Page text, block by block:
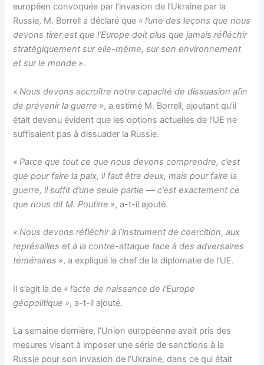
européen convoquée par l’invasion de l’Ukraine par la
Russie, M. Borrell a déclaré que « l’une des leçons que nous
devons tirer est que l’Europe doit plus que jamais réfléchir
stratégiquement sur elle-même, sur son environnement
et sur le monde ».
« Nous devons accroître notre capacité de dissuasion afin
de prévenir la guerre », a estimé M. Borrell, ajoutant qu’il
était devenu évident que les options actuelles de l’UE ne
suffisaient pas à dissuader la Russie.
« Parce que tout ce que nous devons comprendre, c’est
que pour faire la paix, il faut être deux, mais pour faire la
guerre, il suffit d’une seule partie — c’est exactement ce
que nous dit M. Poutine », a-t-il ajouté.
« Nous devons réfléchir à l’instrument de coercition, aux
représailles et à la contre-attaque face à des adversaires
téméraires », a expliqué le chef de la diplomatie de l’UE.
Il s’agit là de « l’acte de naissance de l’Europe
géopolitique », a-t-il ajouté.
La semaine dernière, l’Union européenne avait pris des
mesures visant à imposer une série de sanctions à la
Russie pour son invasion de l’Ukraine, dans ce qui était